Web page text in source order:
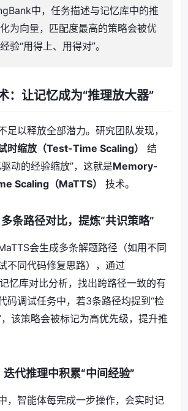
中，任务描述与记忆库中的推
为向量，匹配度最高的策略会被优
验“用得上、用得对”。
：让记忆成为“推理放大器”
足以释放全部潜力。研究团队发现，
时缩放（Test-Time Scaling）
结
动的经验缩放”，这就是Memory-
Scaling（MaTTS）
技术。
条路径对比，提炼“共识策略”
会生成多条解题路径（如用不同
不同代码修复思路），通过
忆库对比分析，找出跨路径一致的有
码调试任务中，若3条路径均提到“检
该策略会被标记为高优先级，提升推
代推理中积累“中间经验”
，智能体每完成一步操作，会实时记